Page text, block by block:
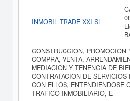
INMOBIL TRADE XXI SL
CONSTRUCCION, PROMOCION
COMPRA, VENTA,
MEDIACION Y TENENCIA DE
CONTRATACION DE SERVICIOS
CON ELLOS, ENTENDIENDOSE
TRAFICO INMOBILIARIO, E